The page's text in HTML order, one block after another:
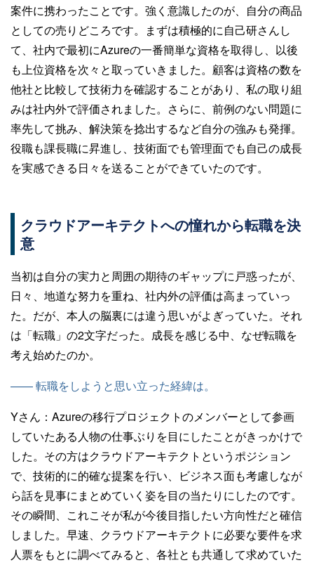
案件に携わったことです。強く意識したのが、自分の商品
としての売りどころです。まずは積極的に自己研さんし
て、社内で最初にAzureの一番簡単な資格を取得し、以後
も上位資格を次々と取っていきました。顧客は資格の数を
他社と比較して技術力を確認することがあり、私の取り組
みは社内外で評価されました。さらに、前例のない問題に
率先して挑み、解決策を捻出するなど自分の強みも発揮。
役職も課長職に昇進し、技術面でも管理面でも自己の成長
を実感できる日々を送ることができていたのです。
クラウドアーキテクトへの憧れから転職を決
意
当初は自分の実力と周囲の期待のギャップに戸惑ったが、
日々、地道な努力を重ね、社内外の評価は高まっていっ
た。だが、本人の脳裏には違う思いがよぎっていた。それ
は「転職」の2文字だった。成長を感じる中、なぜ転職を
考え始めたのか。
—— 転職をしようと思い立った経緯は。
Yさん： Azureの移行プロジェクトのメンバーとして参画
していたある人物の仕事ぶりを目にしたことがきっかけで
した。その方はクラウドアーキテクトというポジション
で、技術的に的確な提案を行い、ビジネス面も考慮しなが
ら話を見事にまとめていく姿を目の当たりにしたのです。
その瞬間、これこそが私が今後目指したい方向性だと確信
しました。早速、クラウドアーキテクトに必要な要件を求
人票をもとに調べてみると、各社とも共通して求めていた